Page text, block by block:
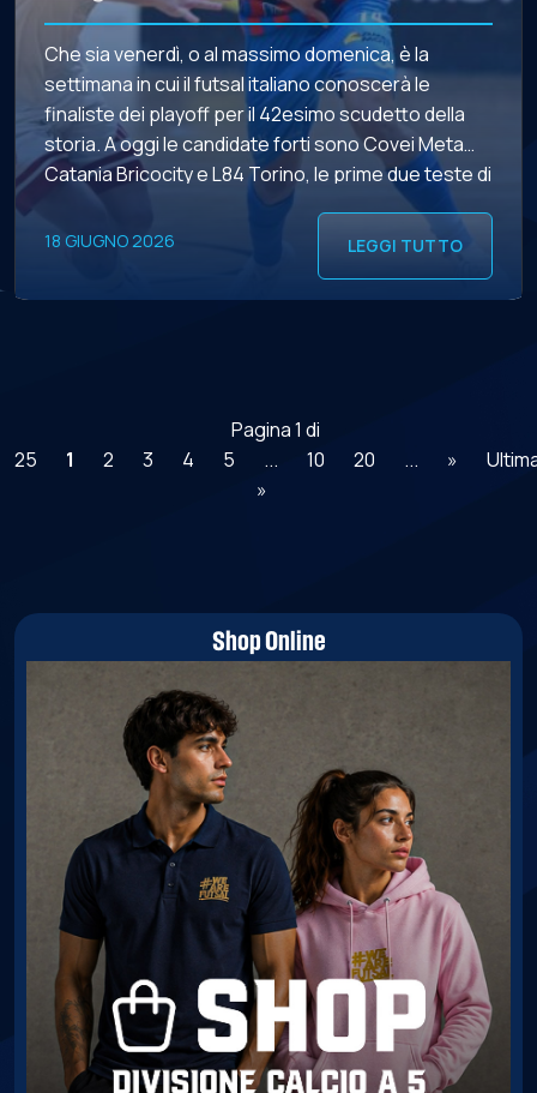
Che sia venerdì, o al massimo domenica, è la
settimana in cui il futsal italiano conoscerà le
finaliste dei playoff per il 42esimo scudetto della
storia. A oggi le candidate forti sono Covei Meta
Catania Bricocity e L84 Torino, le prime due teste di
serie fuoriuscite dalla regular season, autrici di un
doppio blitz gara-1. […]
18 GIUGNO 2026 LEGGI TUTTO
Pagina 1 di
25
1 2 3 4 5 ... 10 20 ... »
»
Shop Online